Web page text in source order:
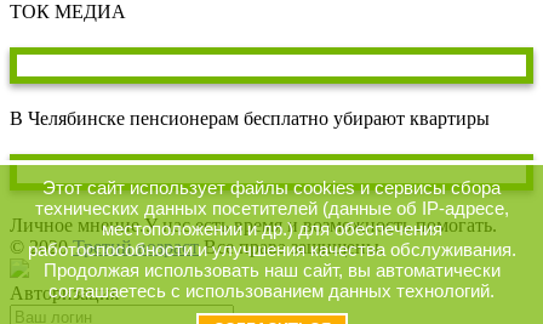
ТОК МЕДИА
В Челябинске пенсионерам бесплатно убирают квартиры
Личное мнение.У нас есть время и возможность помогать.
© 2020Третий возрастВсе права защищены.
Авторизация
Этот сайт использует файлы cookies и сервисы сбора
технических данных посетителей (данные об IP-адресе,
местоположении и др.) для обеспечения
работоспособности и улучшения качества обслуживания.
Продолжая использовать наш сайт, вы автоматически
соглашаетесь с использованием данных технологий.